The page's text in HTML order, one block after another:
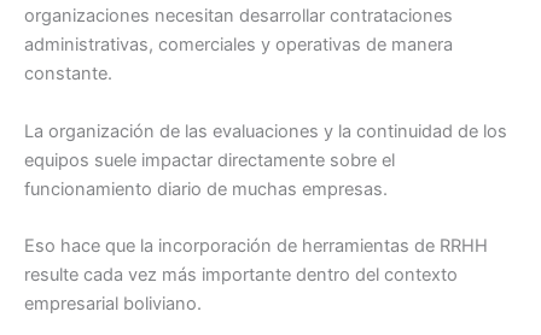
organizaciones necesitan desarrollar contrataciones
administrativas, comerciales y operativas de manera
constante.
La organización de las evaluaciones y la continuidad de los
equipos suele impactar directamente sobre el
funcionamiento diario de muchas empresas.
Eso hace que la incorporación de herramientas de RRHH
resulte cada vez más importante dentro del contexto
empresarial boliviano.